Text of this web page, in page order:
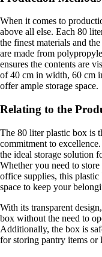
When it comes to
above all else. Each 80
the finest materials and
are made from
ensures the contents are
of 40 cm in width, 60 cm
offer ample storage space.
Relating to the
The 80 liter plastic box is
commitment to
the ideal storage solution
Whether you need to
office supplies, this
space to keep your
With its transparent
box without the need to
Additionally, the box is
for storing pantry items or